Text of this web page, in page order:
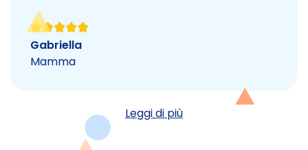
Gabriella
Mamma
Leggi di più